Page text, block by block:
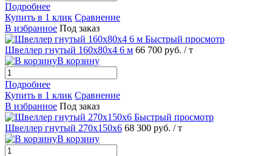
Подробнее
Купить в 1 клик Сравнение
В избранное Под заказ
Быстрый просмотр
Швеллер гнутый 160х80х4 6 м 66 700 руб. / т
В корзину
Подробнее
Купить в 1 клик Сравнение
В избранное Под заказ
Быстрый просмотр
Швеллер гнутый 270х150х6 68 300 руб. / т
В корзину